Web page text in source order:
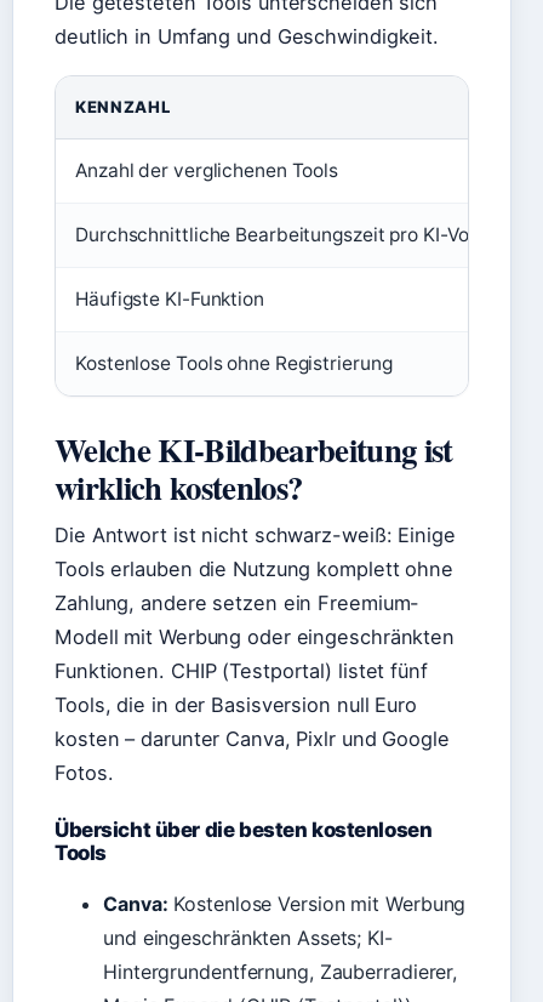
deutlich in Umfang und Geschwindigkeit.
KENNZAHL
Anzahl der verglichenen Tools
Durchschnittliche Bearbeitungszeit pro KI-Vorgang
Häufigste KI-Funktion
Kostenlose Tools ohne Registrierung
Welche KI-Bildbearbeitung ist
wirklich kostenlos?
Die Antwort ist nicht schwarz-weiß: Einige
Tools erlauben die Nutzung komplett ohne
Zahlung, andere setzen ein Freemium-
Modell mit Werbung oder eingeschränkten
Funktionen. CHIP (Testportal) listet fünf
Tools, die in der Basisversion null Euro
kosten – darunter Canva, Pixlr und Google
Fotos.
Übersicht über die besten kostenlosen
Tools
Canva: Kostenlose Version mit Werbung
und eingeschränkten Assets; KI-
Hintergrundentfernung, Zauberradierer,